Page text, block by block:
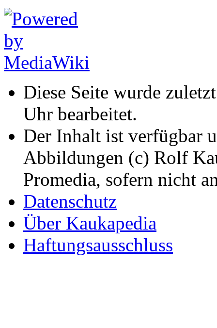
Diese Seite wurde
Uhr bearbeitet.
Der Inhalt ist verfügbar
Abbildungen (c) Rolf
Promedia, sofern nicht
Datenschutz
Über Kaukapedia
Haftungsausschluss